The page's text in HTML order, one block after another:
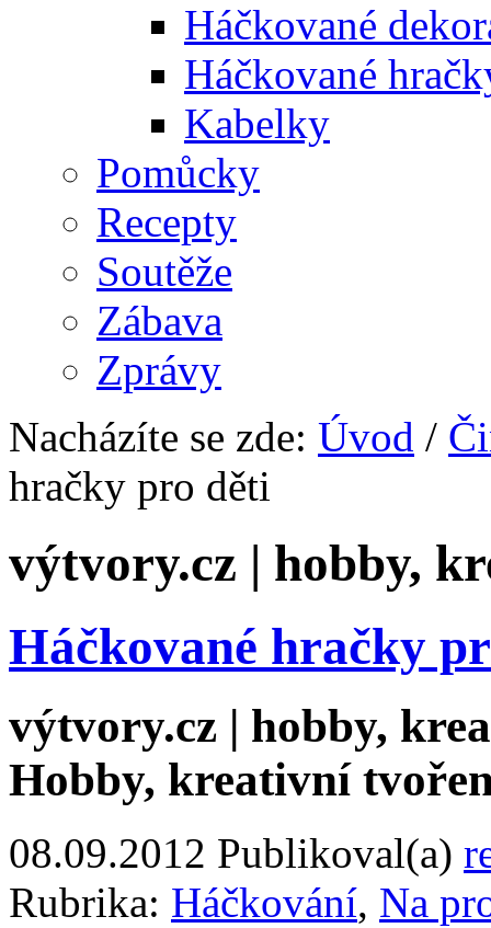
Háčkované
Háčkované
Kabelky
Pomůcky
Recepty
Soutěže
Zábava
Zprávy
Nacházíte se zde: Úvod /
hračky pro děti
výtvory.cz | hobby,
Háčkované hračky
výtvory.cz | hobby,
Hobby, kreativní
08.09.2012 Publikoval(a)
Rubrika: Háčkování, Na